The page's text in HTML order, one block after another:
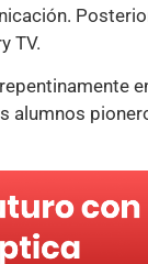
TV.
alumnos